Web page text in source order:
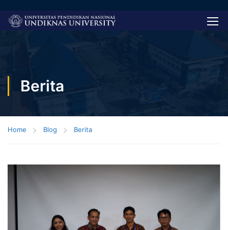
Berita
Home Blog Berita